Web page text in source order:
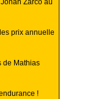
Zarco au
prix annuelle
de Mathias
!